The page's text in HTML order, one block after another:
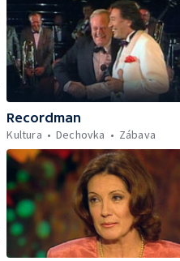
Recordman
Kultura
Dechovka Zábava